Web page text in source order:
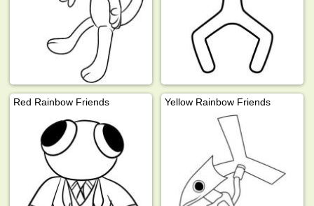
Red Rainbow Friends Yellow Rainbow Friends